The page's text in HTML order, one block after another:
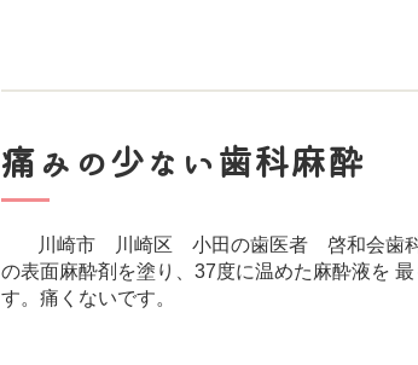
痛みの少ない歯科麻酔
川崎市 川崎区 小田の歯医者 啓和会歯
の表面麻酔剤を塗り、37度に温めた麻酔液を
す。痛くないです。